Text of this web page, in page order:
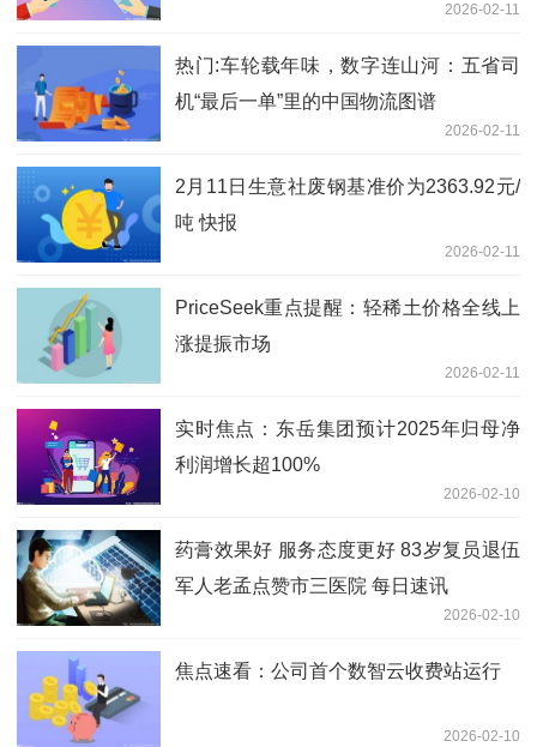
2026-02-11
热门:车轮载年味，数字连山河：五省司
机“最后一单”里的中国物流图谱
2026-02-11
2月11日生意社废钢基准价为2363.92元/
吨 快报
2026-02-11
PriceSeek重点提醒：轻稀土价格全线上
涨提振市场
2026-02-11
实时焦点：东岳集团预计2025年归母净
利润增长超100%
2026-02-10
药膏效果好 服务态度更好 83岁复员退伍
军人老孟点赞市三医院 每日速讯
2026-02-10
焦点速看：公司首个数智云收费站运行
2026-02-10